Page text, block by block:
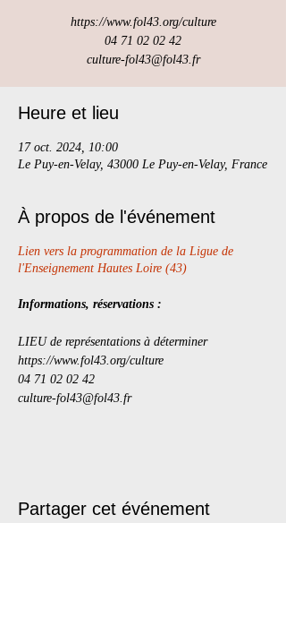
https://www.fol43.org/culture
04 71 02 02 42
culture-fol43@fol43.fr
Heure et lieu
17 oct. 2024, 10:00
Le Puy-en-Velay, 43000 Le Puy-en-Velay, France
À propos de l'événement
Lien vers la programmation de la Ligue de
l'Enseignement Hautes Loire (43)
Informations, réservations :
LIEU de représentations à déterminer
https://www.fol43.org/culture
04 71 02 02 42
culture-fol43@fol43.fr
Partager cet événement